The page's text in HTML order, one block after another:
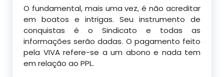
O fundamental, mais uma vez, é não acreditar
em boatos e intrigas. Seu instrumento de
conquistas é o Sindicato e todas as
informações serão dadas. O pagamento feito
pela VIVA refere-se a um abono e nada tem
em relação ao PPL.